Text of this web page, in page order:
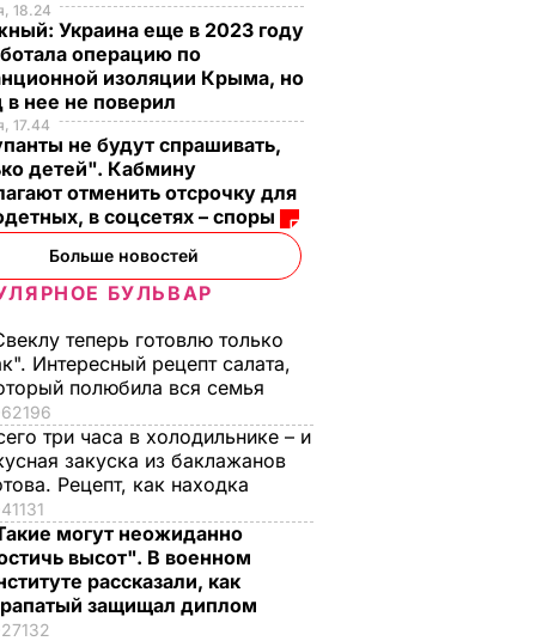
18.24
Украина еще в 2023 году
операцию по
изоляции Крыма, но
в нее не поверил
17.44
не будут спрашивать,
детей". Кабмину
отменить отсрочку для
в соцсетях – споры
Больше новостей
БУЛЬВАР
теперь готовлю только
Интересный рецепт салата,
полюбила вся семья
62196
три часа в холодильнике – и
закуска из баклажанов
Рецепт, как находка
41131
могут неожиданно
высот". В военном
рассказали, как
защищал диплом
27132